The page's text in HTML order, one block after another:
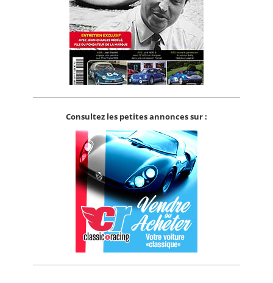
Consultez les petites annonces sur :